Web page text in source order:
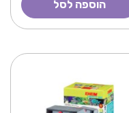
הוספה לסל